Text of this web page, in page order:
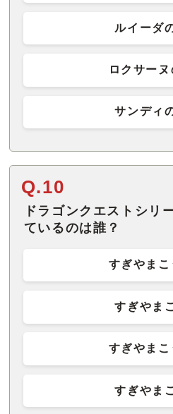
ルイーダ
ロクサー
サンディ
Q.10
ドラゴンクエストシリ
ているのは誰？
すぎやまこ
すぎやま
すぎやまこ
すぎやま